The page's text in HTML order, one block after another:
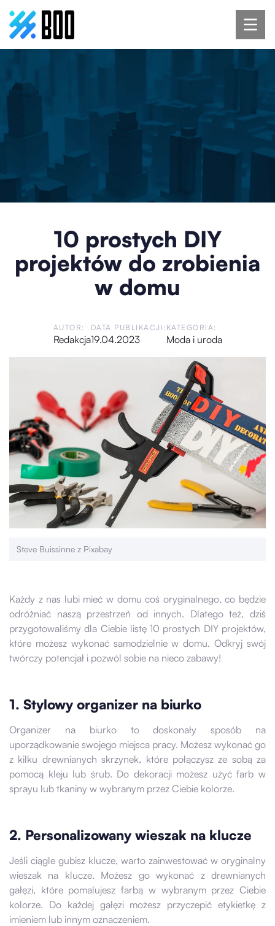
10 prostych DIY
projektów do zrobienia
w domu
AUTOR:
Redakcja
DATA PUBLIKACJI:
19.04.2023
KATEGORIA:
Moda i uroda
Steve Buissinne z Pixabay
Każdy z nas lubi mieć w domu coś oryginalnego, co będzie
odróżniać naszą przestrzeń od innych. Dlatego też, dziś
przygotowaliśmy dla Ciebie listę 10 prostych DIY projektów,
które możesz wykonać samodzielnie w domu. Odkryj swój
twórczy potencjał i pozwól sobie na nieco zabawy!
1. Stylowy organizer na biurko
Organizer na biurko to doskonały sposób na
uporządkowanie swojego miejsca pracy. Możesz wykonać go
z kilku drewnianych skrzynek, które połączysz ze sobą za
pomocą kleju lub śrub. Do dekoracji możesz użyć farb w
sprayu lub tkaniny w wybranym przez Ciebie kolorze.
2. Personalizowany wieszak na klucze
Jeśli ciągle gubisz klucze, warto zainwestować w oryginalny
wieszak na klucze. Możesz go wykonać z drewnianych
gałęzi, które pomalujesz farbą w wybranym przez Ciebie
kolorze. Do każdej gałęzi możesz przyczepić etykietkę z
imieniem lub innym oznaczeniem.